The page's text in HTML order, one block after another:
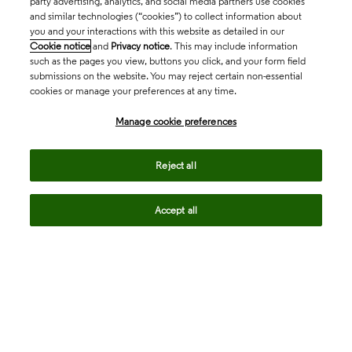
and similar technologies (“cookies”) to collect information about
you and your interactions with this website as detailed in our
Cookie notice and Privacy notice. This may include information
such as the pages you view, buttons you click, and your form field
submissions on the website. You may reject certain non-essential
cookies or manage your preferences at any time.
Manage cookie preferences
Reject all
Accept all